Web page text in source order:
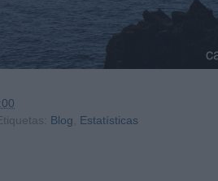
Blog Estatísticas